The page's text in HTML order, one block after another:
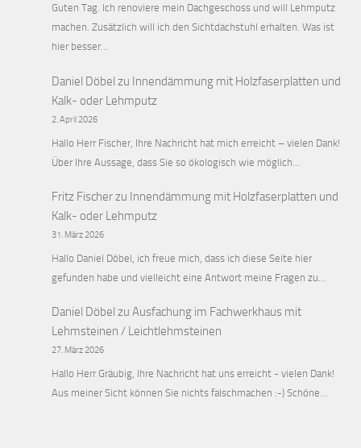
Guten Tag. Ich renoviere mein Dachgeschoss und will Lehmputz
machen. Zusätzlich will ich den Sichtdachstuhl erhalten. Was ist
hier besser…
Daniel Döbel zu Innendämmung mit Holzfaserplatten und
Kalk- oder Lehmputz
2. April 2026
Hallo Herr Fischer, Ihre Nachricht hat mich erreicht – vielen Dank!
Über Ihre Aussage, dass Sie so ökologisch wie möglich…
Fritz Fischerzu Innendämmung mit Holzfaserplatten und
Kalk- oder Lehmputz
31. März 2026
Hallo Daniel Döbel, ich freue mich, dass ich diese Seite hier
gefunden habe und vielleicht eine Antwort meine Fragen zu…
Daniel Döbel zu Ausfachung im Fachwerkhaus mit
Lehmsteinen / Leichtlehmsteinen
27. März 2026
Hallo Herr Gräubig, Ihre Nachricht hat uns erreicht - vielen Dank!
Aus meiner Sicht können Sie nichts falschmachen :-) Schöne…